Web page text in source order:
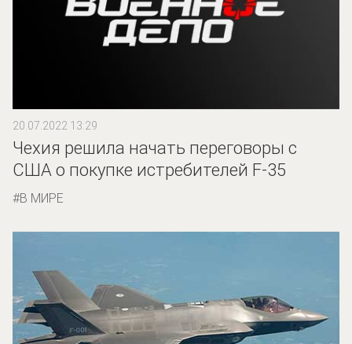
20.07.2022 13:29
Чехия решила начать переговоры с
США о покупке истребителей F-35
В МИРЕ